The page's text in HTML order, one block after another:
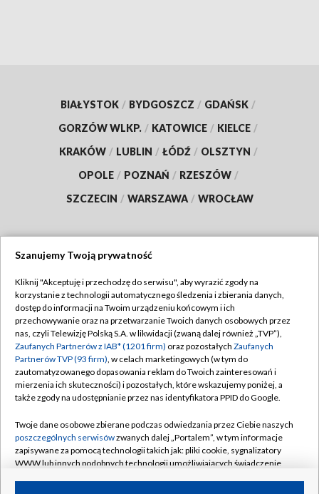
BIAŁYSTOK / BYDGOSZCZ / GDAŃSK /
GORZÓW WLKP. / KATOWICE / KIELCE /
KRAKÓW / LUBLIN / ŁÓDŹ / OLSZTYN /
OPOLE / POZNAŃ / RZESZÓW /
SZCZECIN / WARSZAWA / WROCŁAW
TVP
Abonament TVP
Emisja w TVP
Centrum informacji TVP
Naziemna Telewizja Cyfrowa
Rada Programowa
System NOS
Informacje o nadawcy
Regulamin TVP
Polityka prywatności
Moje zgody
Pomoc
Kontakt
Kanały
Szanujemy Twoją prywatność
Kliknij "Akceptuję i przechodzę do serwisu", aby wyrazić zgody na
korzystanie z technologii automatycznego śledzenia i zbierania danych,
dostęp do informacji na Twoim urządzeniu końcowym i ich
przechowywanie oraz na przetwarzanie Twoich danych osobowych przez
nas, czyli Telewizję Polską S.A. w likwidacji (zwaną dalej również „TVP”),
Zaufanych Partnerów z IAB* (1201 firm) oraz pozostałych Zaufanych
Partnerów TVP (93 firm), w celach marketingowych (w tym do
zautomatyzowanego dopasowania reklam do Twoich zainteresowań i
mierzenia ich skuteczności) i pozostałych, które wskazujemy poniżej, a
także zgody na udostępnianie przez nas identyfikatora PPID do Google.
Twoje dane osobowe zbierane podczas odwiedzania przez Ciebie naszych
poszczególnych serwisówzwanych dalej „Portalem”, w tym informacje
zapisywane za pomocą technologii takich jak: pliki cookie, sygnalizatory
WWW lub innych podobnych technologii umożliwiających świadczenie